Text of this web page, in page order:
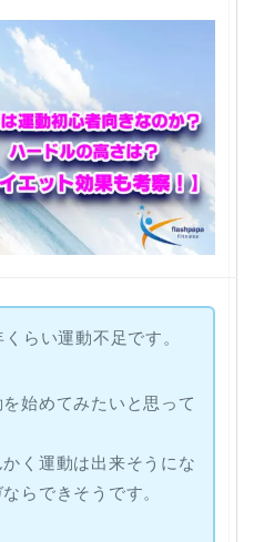
らい運動不足です。
始めてみたいと思って
く運動は出来そうにな
らできそうです。